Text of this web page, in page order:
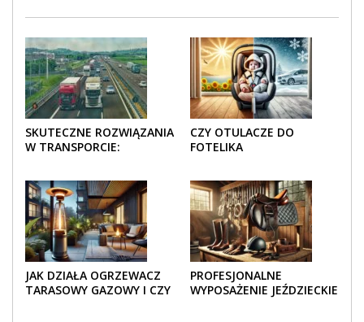
SKUTECZNE ROZWIĄZANIA
W TRANSPORCIE:
CZY OTULACZE DO
FOTELIKA
ZIMĄ?
JAK DZIAŁA OGRZEWACZ
TARASOWY GAZOWY I CZY
PROFESJONALNE
WYPOSAŻENIE JEŹDZIECKIE